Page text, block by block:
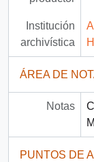
Institución
archivística
ÁREA DE
Notas
PUNTOS DE